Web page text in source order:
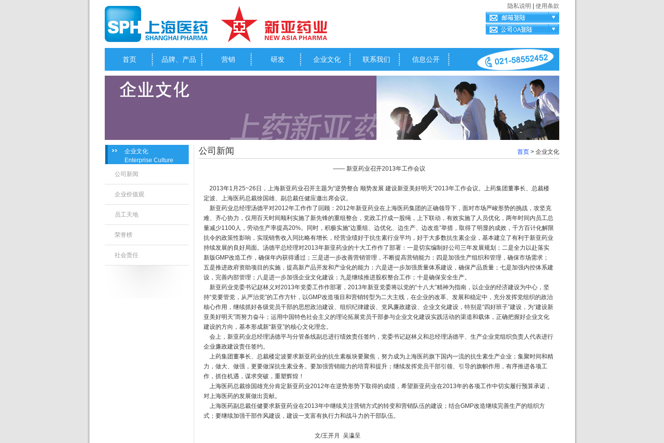
隐私说明 使用条款
首页 品牌、产品 营销 研发 企业文化 联系我们 信息公开
企业文化
Enterprise Culture
公司新闻
企业价值观
员工天地
荣誉榜
社会责任
公司新闻 首页 > 企业文化
—— 新亚药业召开2013年工作会议
2013年1月25~26日，上海新亚药业召开主题为“逆势整合 顺势发展 建设新亚美好明天”2013年工作会议。上药集团董事长、总裁楼
定波、上海医药总裁徐国雄、副总裁任健应邀出席会议。
新亚药业总经理汤德平对2012年工作作了回顾：2012年新亚药业在上海医药集团的正确领导下，面对市场严峻形势的挑战，攻坚克
难、齐心协力，仅用百天时间顺利实施了新先锋的重组整合，党政工拧成一股绳，上下联动，有效实施了人员优化，两年时间内员工总
量减少1100人，劳动生产率提高20%。同时，积极实施“边重组、边优化、边生产、边改造”举措，取得了明显的成效，千方百计化解限
抗令的政策性影响，实现销售收入同比略有增长，经营业绩好于抗生素行业平均，好于大多数抗生素企业，基本建立了有利于新亚药业
持续发展的良好局面。汤德平总经理对2013年新亚药业的十大工作作了部署：一是切实编制好公司三年发展规划；二是全力以赴落实
新版GMP改造工作，确保年内获得通过；三是进一步改善营销管理，不断提高营销能力；四是加强生产组织和管理，确保市场需求；
五是推进政府资助项目的实施，提高新产品开发和产业化的能力；六是进一步加强质量体系建设，确保产品质量；七是加强内控体系建
设，完善内部管理；八是进一步加强企业文化建设；九是继续推进股权整合工作；十是确保安全生产。
新亚药业党委书记赵林义对2013年党委工作作部署，2013年新亚党委将以党的“十八大”精神为指南，以企业的经济建设为中心，坚
持“党要管党，从严治党”的工作方针，以GMP改造项目和营销转型为二大主线，在企业的改革、发展和稳定中，充分发挥党组织的政治
核心作用，继续抓好各级党员干部的思想政治建设、组织纪律建设、党风廉政建设、企业文化建设，特别是“四好班子”建设，为“建设新
亚美好明天”而努力奋斗；运用中国特色社会主义的理论拓展党员干部参与企业文化建设实践活动的渠道和载体，正确把握好企业文化
建设的方向，基本形成新“新亚”的核心文化理念。
会上，新亚药业总经理汤德平与分管条线副总进行绩效责任签约，党委书记赵林义和总经理汤德平、生产企业党组织负责人代表进行
企业廉政建设责任签约。
上药集团董事长、总裁楼定波要求新亚药业的抗生素板块要聚焦，努力成为上海医药旗下国内一流的抗生素生产企业；集聚时间和精
力，做大、做强，更要做深抗生素业务。要加强营销能力的培育和提升；继续发挥党员干部引领、引导的旗帜作用，有序推进各项工
作，抓住机遇，谋求突破，重塑辉煌！
上海医药总裁徐国雄充分肯定新亚药业2012年在逆势形势下取得的成绩，希望新亚药业在2013年的各项工作中切实履行预算承诺，
对上海医药的发展做出贡献。
上海医药副总裁任健要求新亚药业在2013年中继续关注营销方式的转变和营销队伍的建设；结合GMP改造继续完善生产的组织方
式；要继续加强干部作风建设，建设一支富有执行力和战斗力的干部队伍。
文/王开月 吴瀛呈